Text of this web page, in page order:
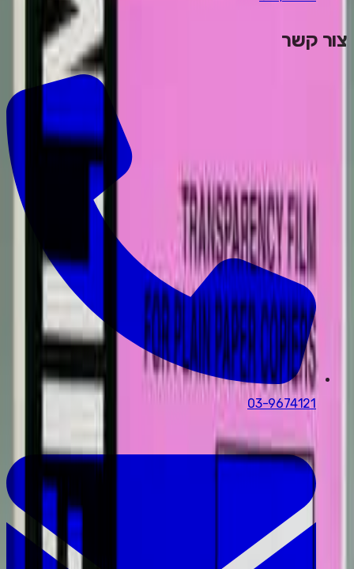
צור קשר
03-9674121